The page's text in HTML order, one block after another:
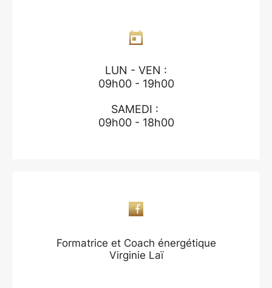
LUN - VEN :
09h00 - 19h00
SAMEDI :
09h00 - 18h00
Formatrice et Coach énergétique
Virginie Laï